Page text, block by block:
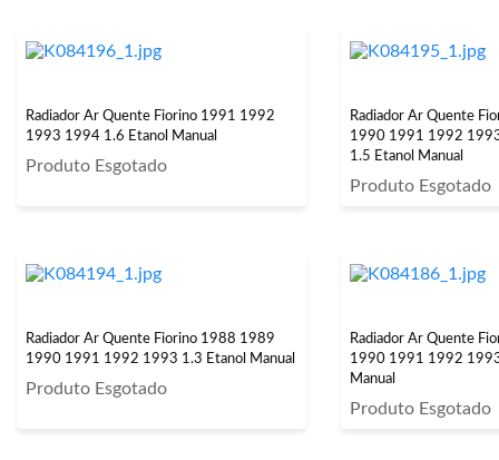
Radiador Ar Quente Fiorino 1991 1992
1993 1994 1.6 Etanol Manual
Produto Esgotado
Radiador Ar Quente
1990 1991 1992
1.5 Etanol Manual
Produto Esgotado
Radiador Ar Quente Fiorino 1988 1989
1990 1991 1992 1993 1.3 Etanol Manual
Produto Esgotado
Radiador Ar Quente
1990 1991 1992
Manual
Produto Esgotado